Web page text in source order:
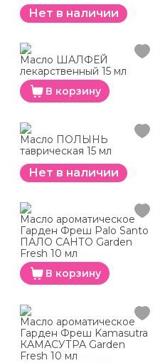
Нет в наличии
Масло ШАЛФЕЙ
лекарственный 15 мл
В корзину
Масло ПОЛЫНЬ
таврическая 15 мл
Нет в наличии
Масло ароматическое
Гарден Фреш Palo Santo
ПАЛО САНТО Garden
Fresh 10 мл
В корзину
Масло ароматическое
Гарден Фреш Kamasutra
КАМАСУТРА Garden
Fresh 10 мл